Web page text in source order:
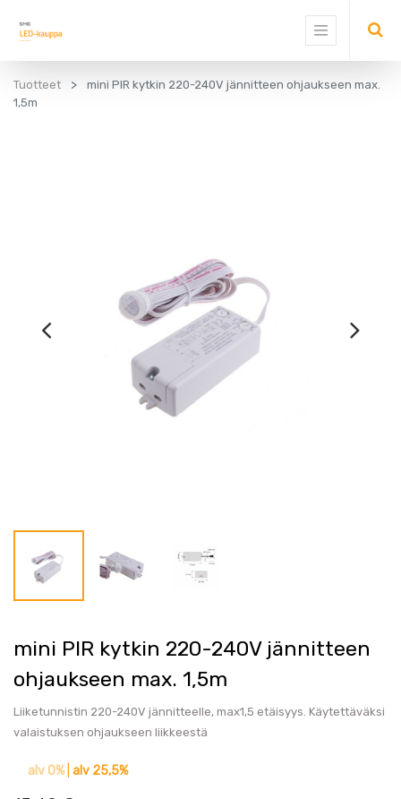
Tuotteet
mini PIR kytkin 220-240V jännitteen ohjaukseen max.
1,5m
mini PIR kytkin 220-240V jännitteen
ohjaukseen max. 1,5m
Liiketunnistin 220-240V jännitteelle, max1,5 etäisyys. Käytettäväksi
valaistuksen ohjaukseen liikkeestä
alv 0%| alv 25,5%